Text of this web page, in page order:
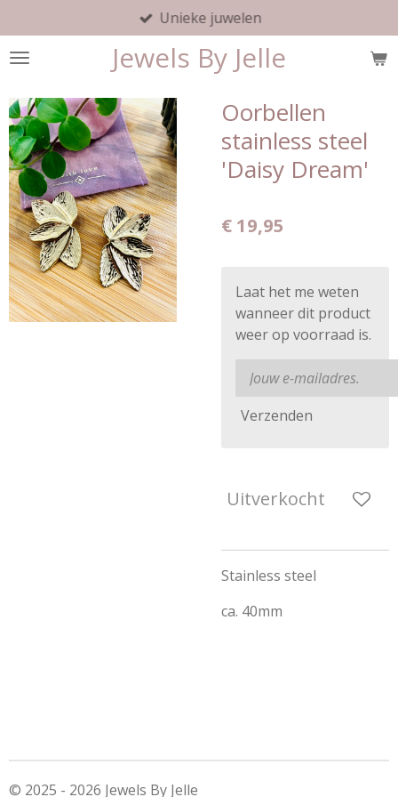
direct
naar
hoofdinhoud
Jewels By Jelle
Unieke juwelen
Oorbellen
stainless steel
'Daisy Dream'
€ 19,95
Laat het me weten
wanneer dit product
weer op voorraad is.
Verzenden
Uitverkocht
Stainless steel
ca. 40mm
© 2025 - 2026 Jewels By Jelle